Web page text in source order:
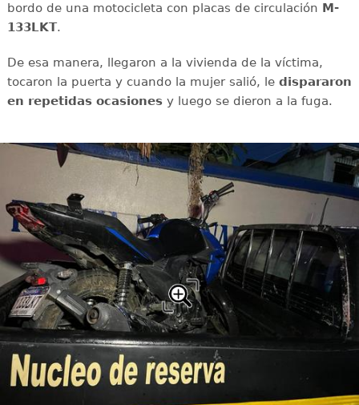
bordo de una motocicleta con placas de circulación M-
133LKT.
De esa manera, llegaron a la vivienda de la víctima,
tocaron la puerta y cuando la mujer salió, le dispararon
en repetidas ocasionesy luego se dieron a la fuga.